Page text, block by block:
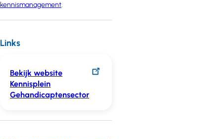
kennismanagement.
Links
Bekijk website
Kennisplein
Gehandicaptensector